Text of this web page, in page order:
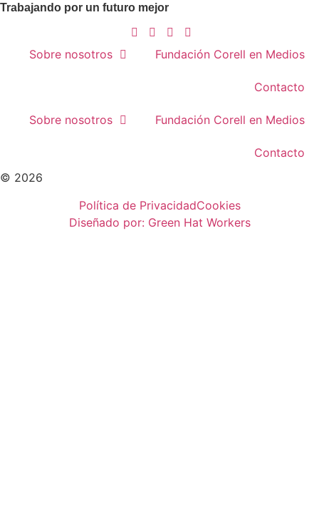
Trabajando por un futuro mejor
Sobre nosotros Fundación Corell en Medios
Contacto
Sobre nosotros Fundación Corell en Medios
Contacto
© 2026
Política de PrivacidadCookies
Diseñado por: Green Hat Workers